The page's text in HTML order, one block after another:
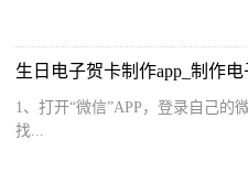
生日电子贺卡制作app_制作
1、打开“微信”APP，登录自己的
找...